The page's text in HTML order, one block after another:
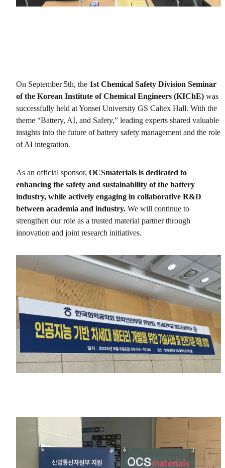
On September 5th, the 1st Chemical Safety Division Seminar
of the Korean Institute of Chemical Engineers (KIChE) was
successfully held at Yonsei University GS Caltex Hall. With the
theme “Battery, AI, and Safety,” leading experts shared valuable
insights into the future of battery safety management and the role
of AI integration.
As an official sponsor, OCSmaterials is dedicated to
enhancing the safety and sustainability of the battery
industry, while actively engaging in collaborative R&D
between academia and industry. We will continue to
strengthen our role as a trusted material partner through
innovation and joint research initiatives.